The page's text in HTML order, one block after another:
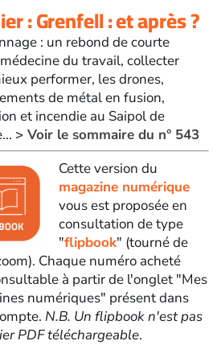
: Grenfell : et après ?
: un rebond de courte
du travail, collecter
performer, les drones,
de métal en fusion,
et incendie au Saipol de
> Voir le sommaire du n° 543
Cette version du
magazine numérique
vous est proposée en
consultation de type
"flipbook" (tourné de
Chaque numéro acheté
à partir de l'onglet "Mes
numériques" présent dans
N.B. Un flipbook n'est pas
PDF téléchargeable.